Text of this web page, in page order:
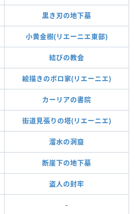
黒き刃の地下墓
小黄金樹(リエーニエ東部)
結びの教会
絵描きのボロ家(リエーニエ)
カーリアの書院
街道見張りの塔(リエーニエ)
溜水の洞窟
断崖下の地下墓
盗人の封牢
-